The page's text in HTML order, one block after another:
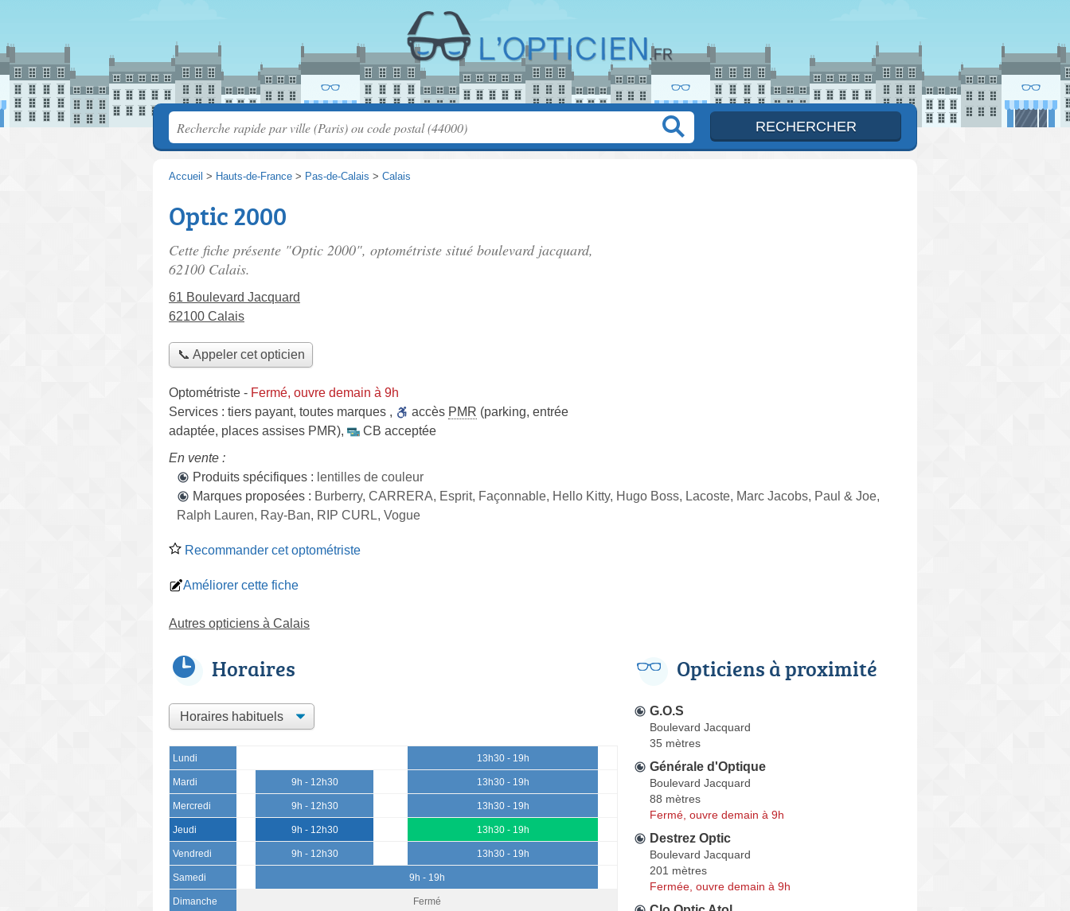
Accueil > Hauts-de-France > Pas-de-Calais > Calais
Optic 2000
Cette fiche présente "Optic 2000", optométriste situé boulevard jacquard,
62100 Calais.
61 Boulevard Jacquard
62100 Calais
📞 Appeler cet opticien
Optométriste - Fermé, ouvre demain à 9h
Services : tiers payant, toutes marques , accès PMR (parking, entrée
adaptée, places assises PMR),
CB acceptée
En vente :
Produits spécifiques : lentilles de couleur
Marques proposées : Burberry, CARRERA, Esprit, Façonnable, Hello Kitty, Hugo Boss, Lacoste, Marc Jacobs, Paul & Joe,
Ralph Lauren, Ray-Ban, RIP CURL, Vogue
Recommander cet optométriste
Améliorer cette fiche
Autres opticiens à Calais
Horaires
Lundi 13h30 - 19h
Mardi 9h - 12h30 13h30 - 19h
Mercredi 9h - 12h30 13h30 - 19h
Jeudi 9h - 12h30 13h30 - 19h
Vendredi 9h - 12h30 13h30 - 19h
Samedi 9h - 19h
Dimanche Fermé
Opticiens à proximité
G.O.S
Boulevard Jacquard
35 mètres
Générale d'Optique
Boulevard Jacquard
88 mètres
Fermé, ouvre demain à 9h
Destrez Optic
Boulevard Jacquard
201 mètres
Fermée, ouvre demain à 9h